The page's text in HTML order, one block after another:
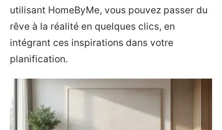
utilisant HomeByMe, vous pouvez passer du
rêve à la réalité en quelques clics, en
intégrant ces inspirations dans votre
planification.